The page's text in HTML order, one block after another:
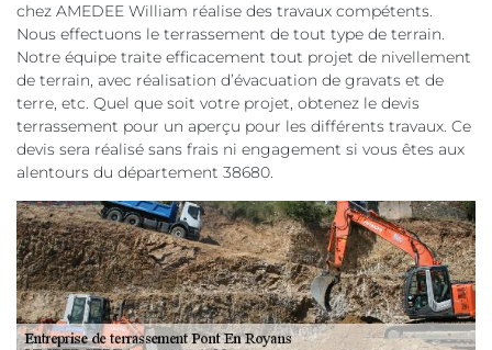
chez AMEDEE William réalise des travaux compétents.
Nous effectuons le terrassement de tout type de terrain.
Notre équipe traite efficacement tout projet de nivellement
de terrain, avec réalisation d’évacuation de gravats et de
terre, etc. Quel que soit votre projet, obtenez le devis
terrassement pour un aperçu pour les différents travaux. Ce
devis sera réalisé sans frais ni engagement si vous êtes aux
alentours du département 38680.